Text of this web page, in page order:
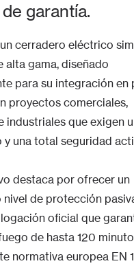
garantía.
un cerradero eléctrico
alta gama, diseñado
para su integración en
proyectos comerciales,
industriales que exigen
una total seguridad
destaca por ofrecer un
de protección
oficial que
de hasta 120
normativa europea EN